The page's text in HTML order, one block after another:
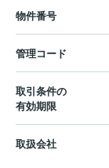
物件番号
管理コード
取引条件の
有効期限
取扱会社